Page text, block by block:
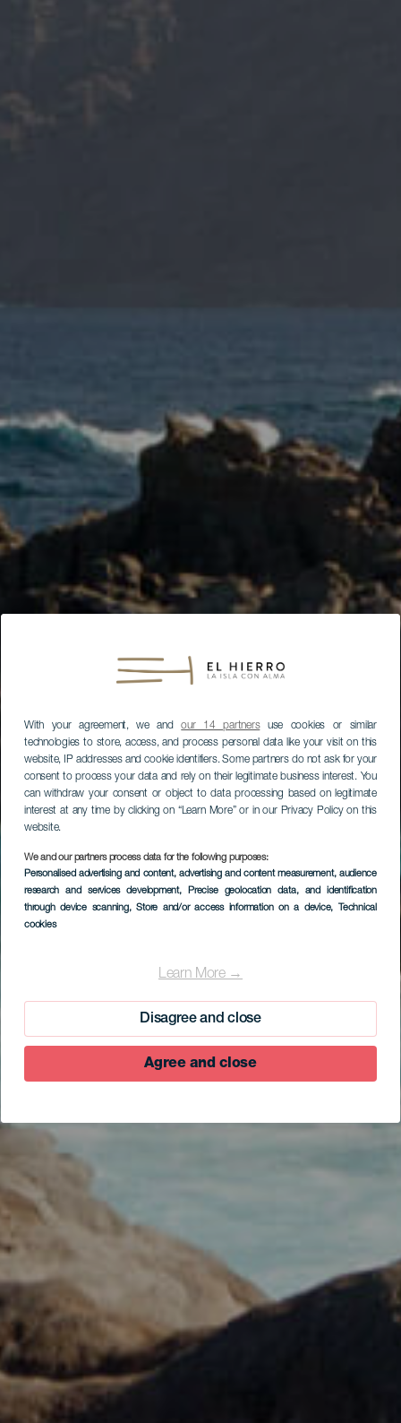
With your agreement, we andour 14 partnersuse cookies or similar
technologies to store, access, and process personal data like your visit on this
website, IP addresses and cookie identifiers. Some partners do not ask for your
consent to process your data and rely on their legitimate business interest. You
can withdraw your consent or object to data processing based on legitimate
interest at any time by clicking on “Learn More” or in our Privacy Policy on this
website.
We and our partners process data for the following purposes:
Personalised advertising and content, advertising and content measurement, audience
research and services development, Precise geolocation data, and identification
through device scanning, Store and/or access information on a device, Technical
cookies
Learn More →
Disagree and close
Agree and close
Charco de los Sargos